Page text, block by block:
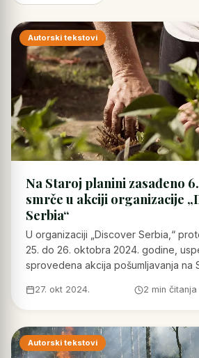
Autorski tekstovi
Na Staroj planini zasađeno
smrče u akciji organizacije
Serbia“
U organizaciji „Discover Serbia,“
25. do 26. oktobra 2024. godine,
sprovedena akcija pošumljavanja na
27. okt 2024. 2 min čitanja
Autorski tekstovi